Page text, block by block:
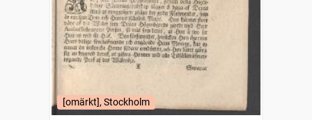
[omärkt], Stockholm